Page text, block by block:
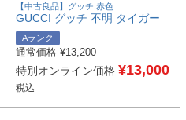
【中古良品】グッチ 赤色
GUCCI グッチ 不明 タイガー
ロゴ スーツ アクセサリー ネク
タイ シルク /キュプラ メンズ
レッド 【中古】
Aランク
通常価格 ¥13,200
特別オンライン価格 ¥13,000
税込